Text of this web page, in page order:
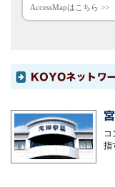
AccessMapはこちら >>
コ
指